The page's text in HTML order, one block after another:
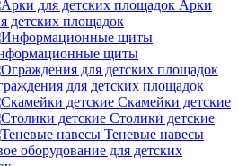
Арки
детских площадок
щиты
для детских площадок
Скамейки детские
Столики детские
Теневые навесы